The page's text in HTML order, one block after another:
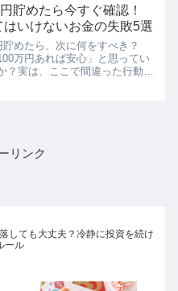
です。また、中央銀行がインフ
ように制御するか、そして日本
レ状況についても触れていま
貯めたら今すぐ確認！
はいけないお金の失敗5選
貯めたら、次に何をすべき？
万円あれば安心」と思ってい
？実は、ここで間違った行動を
リンク
しても大丈夫？冷静に投資を続け
ール